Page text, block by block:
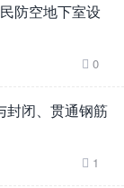
防空地下室设
 0
封闭、贯通钢筋
 1